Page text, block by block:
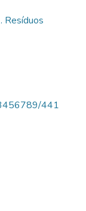
Resíduos
441